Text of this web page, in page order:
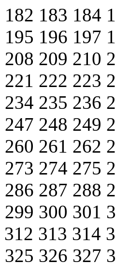
182 183 184
195 196 197
208 209 210
221 222 223
234 235 236
247 248 249
260 261 262
273 274 275
286 287 288
299 300 301
312 313 314
325 326 327